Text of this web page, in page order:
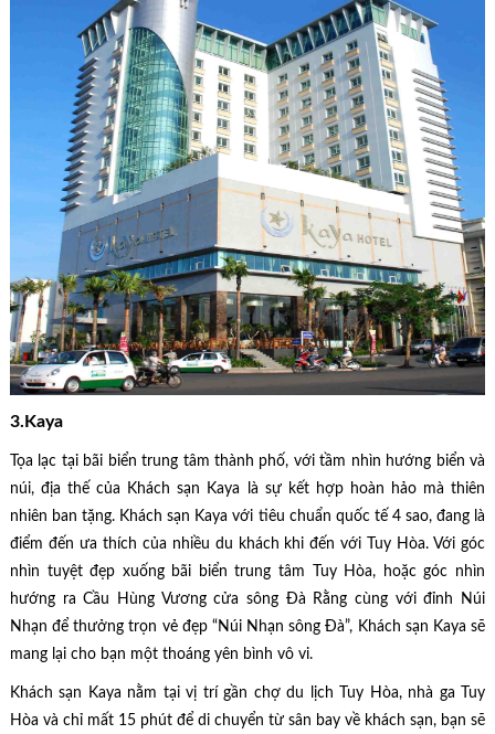
3.Kaya
Tọa lạc tại bãi biển trung tâm thành phố, với tầm nhìn hướng biển và
núi, địa thế của Khách sạn Kaya là sự kết hợp hoàn hảo mà thiên
nhiên ban tặng. Khách sạn Kaya với tiêu chuẩn quốc tế 4 sao, đang là
điểm đến ưa thích của nhiều du khách khi đến với Tuy Hòa. Với góc
nhìn tuyệt đẹp xuống bãi biển trung tâm Tuy Hòa, hoặc góc nhìn
hướng ra Cầu Hùng Vương cửa sông Đà Rằng cùng với đỉnh Núi
Nhạn để thưởng trọn vẻ đẹp “Núi Nhạn sông Đà”, Khách sạn Kaya sẽ
mang lại cho bạn một thoáng yên bình vô vi.
Khách sạn Kaya nằm tại vị trí gần chợ du lịch Tuy Hòa, nhà ga Tuy
Hòa và chỉ mất 15 phút để di chuyển từ sân bay về khách sạn, bạn sẽ